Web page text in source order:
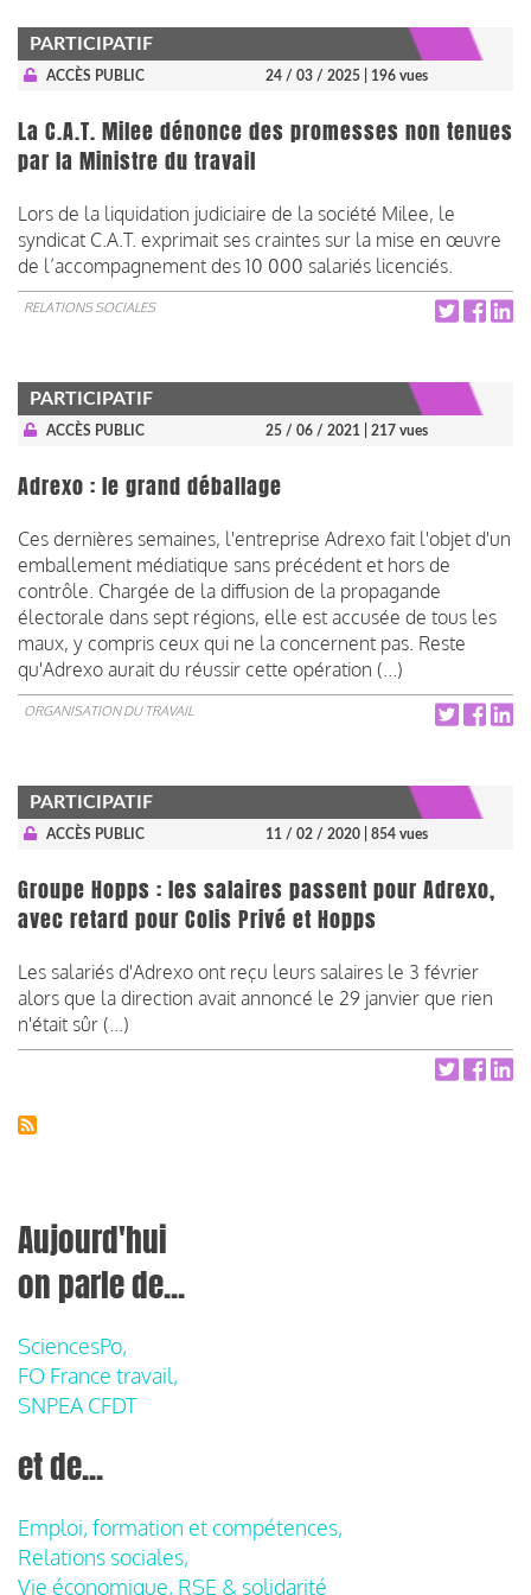
PARTICIPATIF
ACCÈS PUBLIC 24 / 03 / 2025 | 196 vues
La C.A.T. Milee dénonce des promesses non tenues
par la Ministre du travail
Lors de la liquidation judiciaire de la société Milee, le
syndicat C.A.T. exprimait ses craintes sur la mise en œuvre
de l’accompagnement des 10 000 salariés licenciés.
RELATIONS SOCIALES
PARTICIPATIF
ACCÈS PUBLIC 25 / 06 / 2021 | 217 vues
Adrexo : le grand déballage
Ces dernières semaines, l'entreprise Adrexo fait l'objet d'un
emballement médiatique sans précédent et hors de
contrôle. Chargée de la diffusion de la propagande
électorale dans sept régions, elle est accusée de tous les
maux, y compris ceux qui ne la concernent pas. Reste
qu'Adrexo aurait du réussir cette opération (...)
ORGANISATION DU TRAVAIL
PARTICIPATIF
ACCÈS PUBLIC 11 / 02 / 2020 | 854 vues
Groupe Hopps : les salaires passent pour Adrexo,
avec retard pour Colis Privé et Hopps
Les salariés d'Adrexo ont reçu leurs salaires le 3 février
alors que la direction avait annoncé le 29 janvier que rien
n'était sûr (...)
Aujourd'hui
on parle de...
SciencesPo,
FO France travail,
SNPEA CFDT
et de...
Emploi, formation et compétences,
Relations sociales,
Vie économique, RSE & solidarité